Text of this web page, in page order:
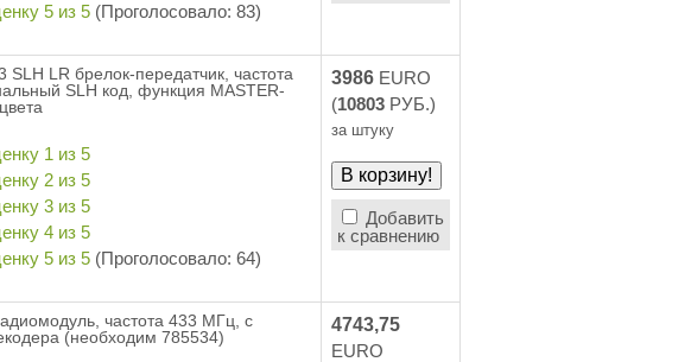
(Проголосовало: 83)
SLH LR брелок-передатчик, частота
SLH код, функция MASTER-
(Проголосовало: 64)
3986 EURO
(10803 РУБ.)
за штуку
Добавить
к сравнению
частота 433 МГц, с
(необходим 785534)
4743,75
EURO